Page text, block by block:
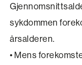
sykdommen
årsalderen.
• Mens